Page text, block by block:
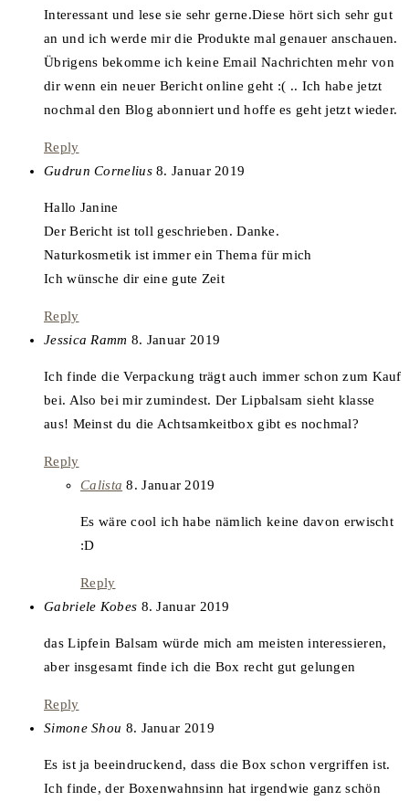
Interessant und lese sie sehr gerne.Diese hört sich sehr gut
an und ich werde mir die Produkte mal genauer anschauen.
Übrigens bekomme ich keine Email Nachrichten mehr von
dir wenn ein neuer Bericht online geht :( .. Ich habe jetzt
nochmal den Blog abonniert und hoffe es geht jetzt wieder.
Reply
Gudrun Corneliussays:
8. Januar 2019
Hallo Janine
Der Bericht ist toll geschrieben. Danke.
Naturkosmetik ist immer ein Thema für mich
Ich wünsche dir eine gute Zeit
Reply
Jessica Ramm says:
8. Januar 2019
Ich finde die Verpackung trägt auch immer schon zum Kauf
bei. Also bei mir zumindest. Der Lipbalsam sieht klasse
aus! Meinst du die Achtsamkeitbox gibt es nochmal?
Reply
Calista says:
8. Januar 2019
Es wäre cool ich habe nämlich keine davon erwischt
:D
Reply
Gabriele Kobessays:
8. Januar 2019
das Lipfein Balsam würde mich am meisten interessieren,
aber insgesamt finde ich die Box recht gut gelungen
Reply
Simone Shou says:
8. Januar 2019
Es ist ja beeindruckend, dass die Box schon vergriffen ist.
Ich finde, der Boxenwahnsinn hat irgendwie ganz schön